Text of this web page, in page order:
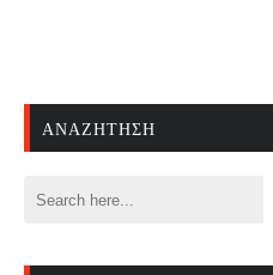
ΑΝΑΖΉΤΗΣΗ